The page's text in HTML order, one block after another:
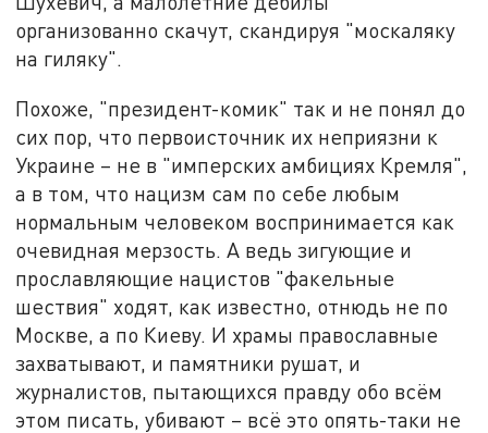
организованно скачут, скандируя "москаляку
на гиляку".
Похоже, "президент-комик" так и не понял до
сих пор, что первоисточник их неприязни к
Украине – не в "имперских амбициях Кремля",
а в том, что нацизм сам по себе любым
нормальным человеком воспринимается как
очевидная мерзость. А ведь зигующие и
прославляющие нацистов "факельные
шествия" ходят, как известно, отнюдь не по
Москве, а по Киеву. И храмы православные
захватывают, и памятники рушат, и
журналистов, пытающихся правду обо всём
этом писать, убивают – всё это опять-таки не